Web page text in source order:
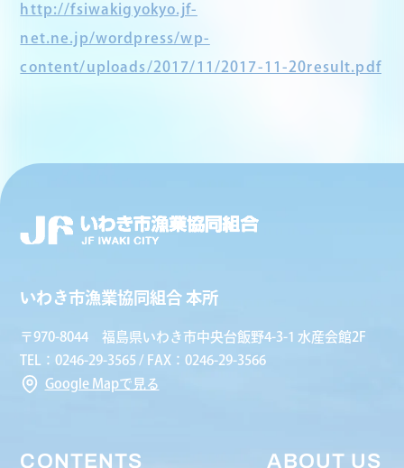
http://fsiwakigyokyo.jf-
net.ne.jp/wordpress/wp-
content/uploads/2017/11/2017-11-20result.pdf
いわき市漁業協同組合 本所
〒970-8044 福島県いわき市中央台飯野4-3-1 水産会館2F
TEL：0246-29-3565 / FAX：0246-29-3566
Google Mapで見る
CONTENTS ABOUT US